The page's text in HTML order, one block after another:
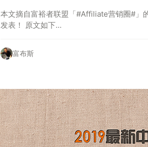
本文摘自富裕者联盟「#Affiliate营销圈#」
发表！ 原文如下...
富布斯